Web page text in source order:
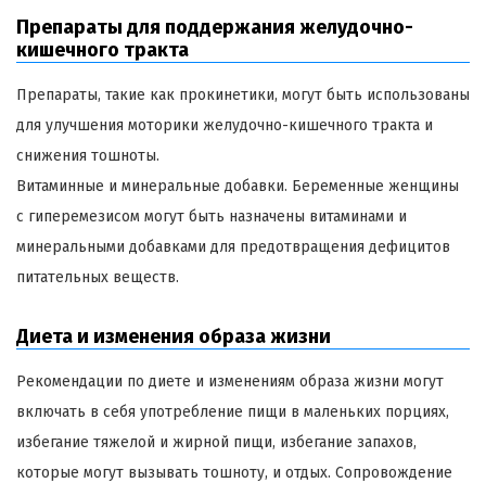
Препараты для поддержания желудочно-
кишечного тракта
Препараты, такие как прокинетики, могут быть использованы
для улучшения моторики желудочно-кишечного тракта и
снижения тошноты.
Витаминные и минеральные добавки. Беременные женщины
с гиперемезисом могут быть назначены витаминами и
минеральными добавками для предотвращения дефицитов
питательных веществ.
Диета и изменения образа жизни
Рекомендации по диете и изменениям образа жизни могут
включать в себя употребление пищи в маленьких порциях,
избегание тяжелой и жирной пищи, избегание запахов,
которые могут вызывать тошноту, и отдых. Сопровождение